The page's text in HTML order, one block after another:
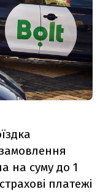
на суму до 1
платежі